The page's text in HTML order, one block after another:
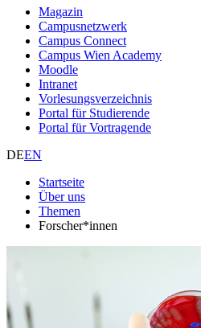
Magazin
Campusnetzwerk
Campus Connect
Campus Wien Academy
Moodle
Intranet
Vorlesungsverzeichnis
Portal für Studierende
Portal für Vortragende
DEEN
Startseite
Über uns
Themen
Forscher*innen